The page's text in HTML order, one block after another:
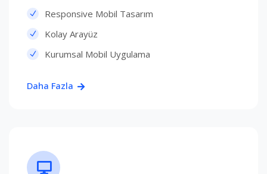
Responsive Mobil Tasarım
Kolay Arayüz
Kurumsal Mobil Uygulama
Daha Fazla